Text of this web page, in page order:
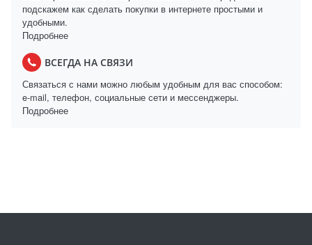
подскажем как сделать покупки в интернете простыми и
удобными.
Подробнее
ВСЕГДА НА СВЯЗИ
Связаться с нами можно любым удобным для вас способом:
e-mail, телефон, социальные сети и мессенджеры.
Подробнее